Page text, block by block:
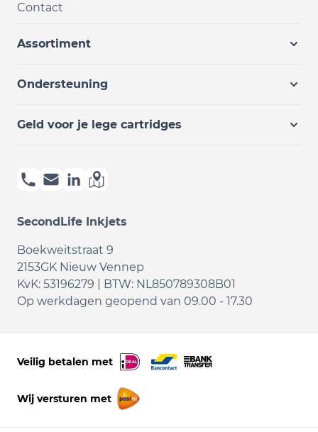
Contact
Assortiment
Ondersteuning
Geld voor je lege cartridges
SecondLife Inkjets
Boekweitstraat 9
2153GK Nieuw Vennep
KvK: 53196279 | BTW: NL850789308B01
Op werkdagen geopend van 09.00 - 17.30
Veilig betalen met
Wij versturen met